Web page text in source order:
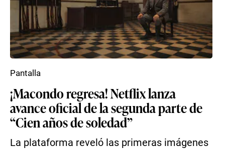
¡Macondo regresa! Netflix lanza
avance oficial de la segunda parte de
“Cien años de soledad”
La plataforma reveló las primeras imágenes
Pantalla